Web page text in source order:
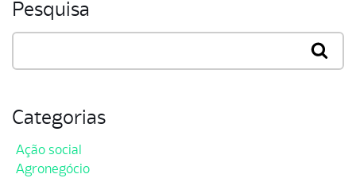
Pesquisa
Categorias
Ação social
Agronegócio